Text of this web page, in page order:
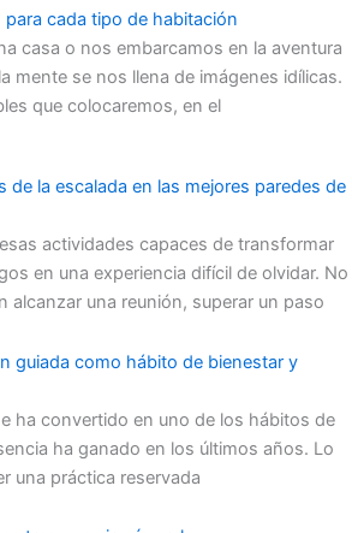
para cada tipo de habitación
casa o nos embarcamos en la aventura
mente se nos llena de imágenes idílicas.
que colocaremos, en el
de la escalada en las mejores paredes de
actividades capaces de transformar
en una experiencia difícil de olvidar. No
alcanzar una reunión, superar un paso
guiada como hábito de bienestar y
ha convertido en uno de los hábitos de
ha ganado en los últimos años. Lo
una práctica reservada